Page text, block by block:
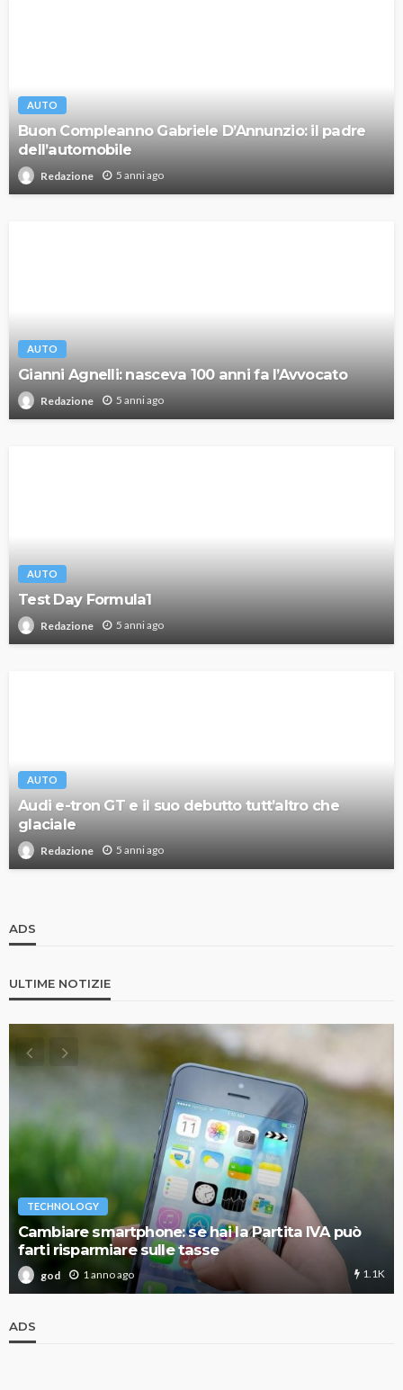
AUTO
Buon Compleanno Gabriele D’Annunzio: il padre
dell’automobile
Redazione 5 anni ago
AUTO
Gianni Agnelli: nasceva 100 anni fa l’Avvocato
Redazione 5 anni ago
AUTO
Test Day Formula1
Redazione 5 anni ago
AUTO
Audi e-tron GT e il suo debutto tutt’altro che
glaciale
Redazione 5 anni ago
ADS
ULTIME NOTIZIE
TECHNOLOGY
Cambiare smartphone: se hai la Partita IVA può
farti risparmiare sulle tasse
god 1 anno ago 1.1K
ADS